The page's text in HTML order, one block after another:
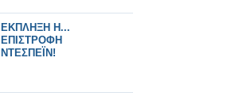
ΕΚΠΛΗΞΗ Η...
ΕΠΙΣΤΡΟΦΗ
ΝΤΕΣΠΕΪΝ!